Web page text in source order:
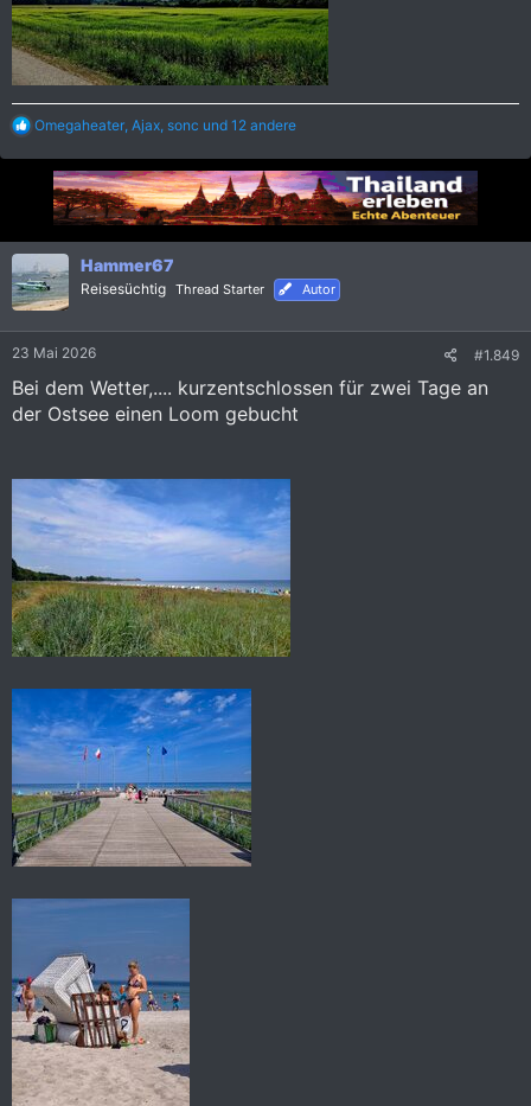
R
a
n
e
n
:
Omegaheater Ajax sonc und 12 andere
Hammer67
Reisesüchtig Thread Starter Autor
23 Mai 2026 #1.849
Bei dem Wetter,.... kurzentschlossen für zwei Tage an
der Ostsee einen Loom gebucht